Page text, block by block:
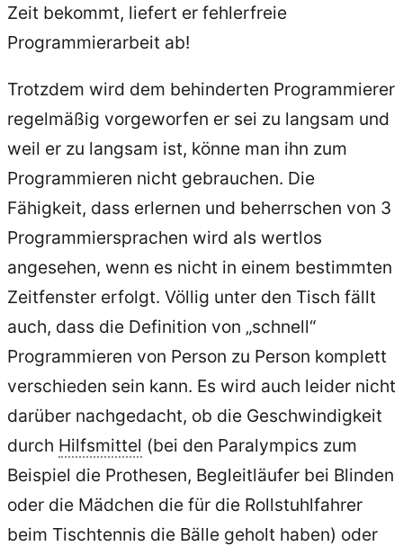
Zeit bekommt, liefert er fehlerfreie
Programmierarbeit ab!
Trotzdem wird dem behinderten Programmierer
regelmäßig vorgeworfen er sei zu langsam und
weil er zu langsam ist, könne man ihn zum
Programmieren nicht gebrauchen. Die
Fähigkeit, dass erlernen und beherrschen von 3
Programmiersprachen wird als wertlos
angesehen, wenn es nicht in einem bestimmten
Zeitfenster erfolgt. Völlig unter den Tisch fällt
auch, dass die Definition von „schnell“
Programmieren von Person zu Person komplett
verschieden sein kann. Es wird auch leider nicht
darüber nachgedacht, ob die Geschwindigkeit
durch Hilfsmittel (bei den Paralympics zum
Beispiel die Prothesen, Begleitläufer bei Blinden
oder die Mädchen die für die Rollstuhlfahrer
beim Tischtennis die Bälle geholt haben) oder